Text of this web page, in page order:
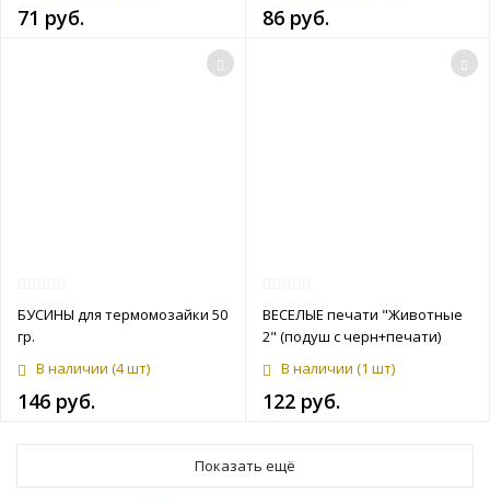
71 руб. 86 руб.
БУСИНЫ для термомозайки 50
гр.
В наличии (4 шт)
146 руб.
ВЕСЕЛЫЕ печати "Животные
2" (подуш с черн+печати)
В наличии (1 шт)
122 руб.
Показать ещё